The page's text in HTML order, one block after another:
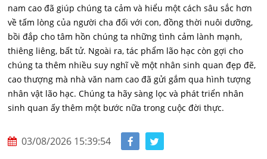
nam cao đã giúp chúng ta cảm và hiểu một cách sâu sắc hơn
về tấm lòng của người cha đối với con, đồng thời nuôi dưỡng,
bồi đắp cho tâm hồn chúng ta những tình cảm lành mạnh,
thiêng liêng, bất tử. Ngoài ra, tác phẩm lão hạc còn gợi cho
chúng ta thêm nhiều suy nghĩ về một nhân sinh quan đẹp đẽ,
cao thượng mà nhà văn nam cao đã gửi gắm qua hình tượng
nhân vật lão hạc. Chúng ta hãy sàng lọc và phát triển nhân
sinh quan ấy thêm một bước nữa trong cuộc đời thực.
03/08/2026 15:39:54